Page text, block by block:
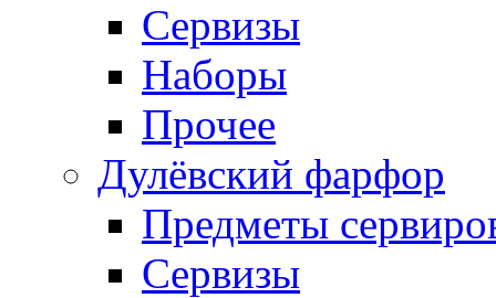
Сервизы
Наборы
Прочее
Дулёвский фарфор
Предметы
Сервизы